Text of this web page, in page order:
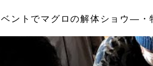
ントでマグロの解体ショウ―・